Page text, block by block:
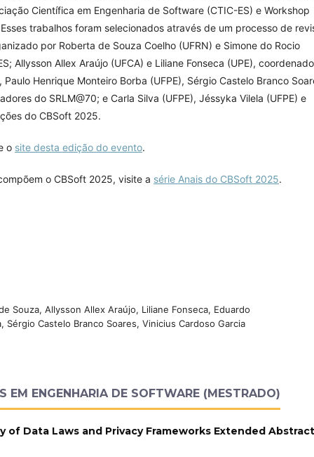
Científica em Engenharia de Software (CTIC-ES) e Workshop
trabalhos foram selecionados através de um processo de
por Roberta de Souza Coelho (UFRN) e Simone do Rocio
Allysson Allex Araújo (UFCA) e Liliane Fonseca (UPE),
Henrique Monteiro Borba (UFPE), Sérgio Castelo Branco
do SRLM@70; e Carla Silva (UFPE), Jéssyka Vilela (UFPE) e
do CBSoft 2025.
o site desta edição do evento.
o CBSoft 2025, visite a série Anais do CBSoft 2025.
Souza, Allysson Allex Araújo, Liliane Fonseca, Eduardo
Castelo Branco Soares, Vinicius Cardoso Garcia
EM ENGENHARIA DE SOFTWARE (MESTRADO)
Data Laws and Privacy Frameworks Extended Abstract